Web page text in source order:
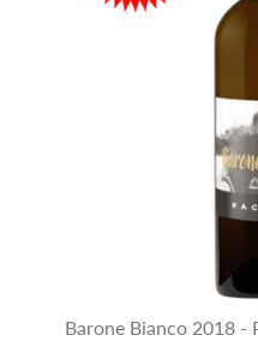
Barone Bianco 2018 -